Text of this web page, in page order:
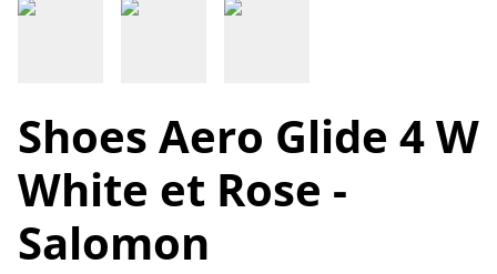
Shoes Aero Glide 4 W
White et Rose -
Salomon